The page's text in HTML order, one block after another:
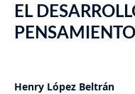
EL
Henry López Beltrán